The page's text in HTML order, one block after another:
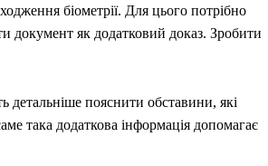
біометрії. Для цього потрібно
документ як додатковий доказ. Зробити
детальніше пояснити обставини, які
така додаткова інформація допомагає